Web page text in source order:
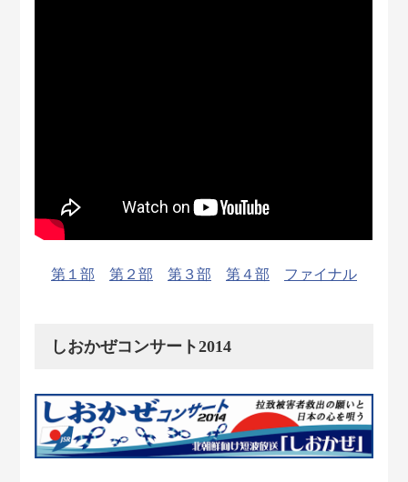
第１部 第２部 第３部 第４部 ファイナル
しおかぜコンサート2014